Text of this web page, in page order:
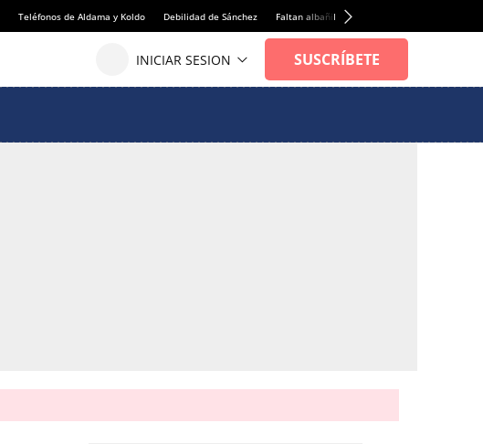
Teléfonos de Aldama y Koldo Debilidad de Sánchez Faltan albañiles